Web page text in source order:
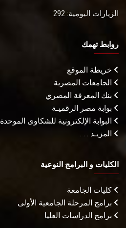
الزيارات اليومية: 292
روابط تهمك
خريطة الموقع
الجامعات المصرية
بنك المعرفة المصري
بوابة مصر الرقميـة
البوابة الإلكترونية للشكاوى الموحدة
المزيـد . . .
الكليات و البرامج النوعية
كليات الجامعة
برامج المرحلة الجامعية الأولى
برامج الدراسات العليا